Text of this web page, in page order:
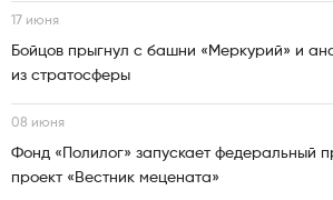
17 июня
Бойцов прыгнул с башни «Меркурий» и
из стратосферы
08 июня
Фонд «Полилог» запускает федеральный
проект «Вестник мецената»